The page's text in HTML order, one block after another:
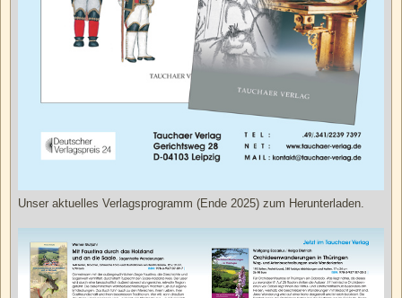
Unser aktuelles Verlagsprogramm (Ende 2025) zum Herunterladen.